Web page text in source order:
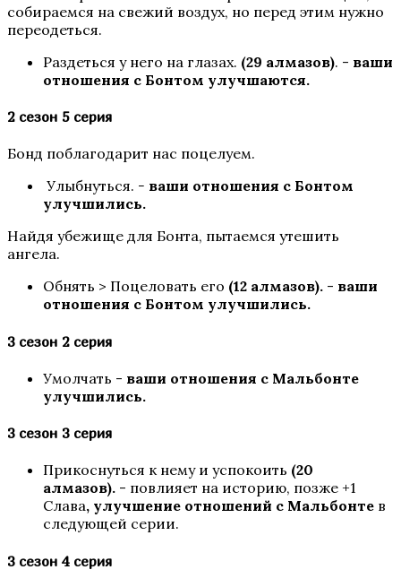
И поглотит нас морок
Секрет Небес — Реквием
Разбитое сердце Астреи
собираемся на свежий воздух, но перед этим нужно
переодеться.
Раздеться у него на глазах. (29 алмазов). - ваши
отношения с Бонтом улучшаются.
2 сезон 5 серия
Бонд поблагодарит нас поцелуем.
Улыбнуться. - ваши отношения с Бонтом
улучшились.
Найдя убежище для Бонта, пытаемся утешить
ангела.
Обнять > Поцеловать его (12 алмазов). - ваши
отношения с Бонтом улучшились.
3 сезон 2 серия
Умолчать - ваши отношения с Мальбонте
улучшились.
3 сезон 3 серия
Прикоснуться к нему и успокоить (20
алмазов). - повлияет на историю, позже +1
Слава, улучшение отношений с Мальбонте в
следующей серии.
3 сезон 4 серия